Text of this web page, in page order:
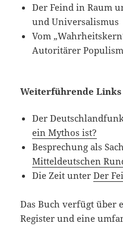
Der Feind in Raum
und Universalismus
Vom
Autoritärer
Weiterführende Links
Der
ein Mythos ist?
Besprechung als
Mitteldeutschen
Die Zeit unterDer
Das Buch verfügt über
Register und eine